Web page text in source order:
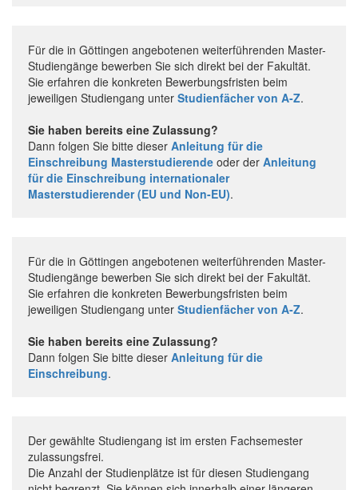
Für die in Göttingen angebotenen weiterführenden Master-
Studiengänge bewerben Sie sich direkt bei der Fakultät.
Sie erfahren die konkreten Bewerbungsfristen beim
jeweiligen Studiengang unter Studienfächer von A-Z.
Sie haben bereits eine Zulassung?
Dann folgen Sie bitte dieser Anleitung für die
Einschreibung Masterstudierende oder der Anleitung
für die Einschreibung internationaler
Masterstudierender (EU und Non-EU).
Für die in Göttingen angebotenen weiterführenden Master-
Studiengänge bewerben Sie sich direkt bei der Fakultät.
Sie erfahren die konkreten Bewerbungsfristen beim
jeweiligen Studiengang unter Studienfächer von A-Z.
Sie haben bereits eine Zulassung?
Dann folgen Sie bitte dieser Anleitung für die
Einschreibung.
Der gewählte Studiengang ist im ersten Fachsemester
zulassungsfrei.
Die Anzahl der Studienplätze ist für diesen Studiengang